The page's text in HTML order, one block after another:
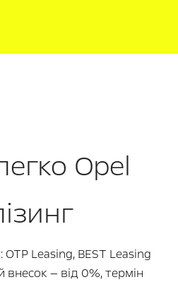
Opel
OTP Leasing, BEST Leasing
внесок — від 0%, термін